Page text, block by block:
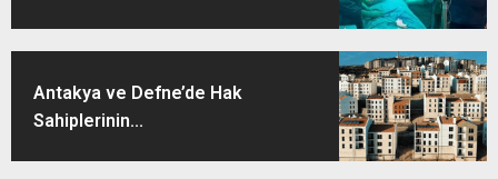
Antakya ve Defne’de Hak
Sahiplerinin...